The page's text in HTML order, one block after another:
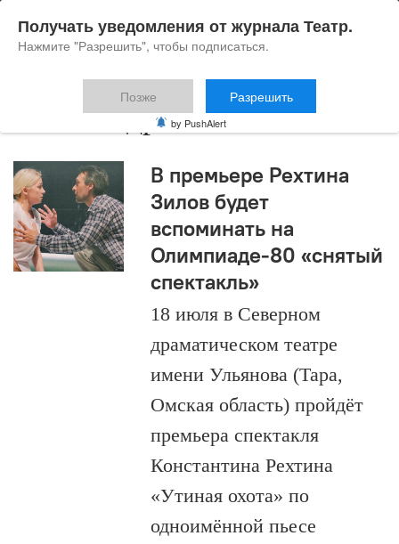
Александр Вампилов
В премьере Рехтина
Зилов будет
вспоминать на
Олимпиаде-80 «снятый
спектакль»
18 июля в Северном
драматическом театре
имени Ульянова (Тара,
Омская область) пройдёт
премьера спектакля
Константина Рехтина
«Утиная охота» по
одноимённой пьесе
Получать уведомления от журнала Театр.
Нажмите "Разрешить", чтобы подписаться.
Позже Разрешить
by PushAlert